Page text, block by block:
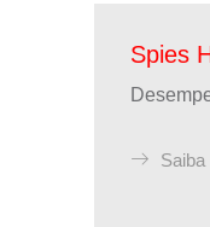
Spies
Saiba